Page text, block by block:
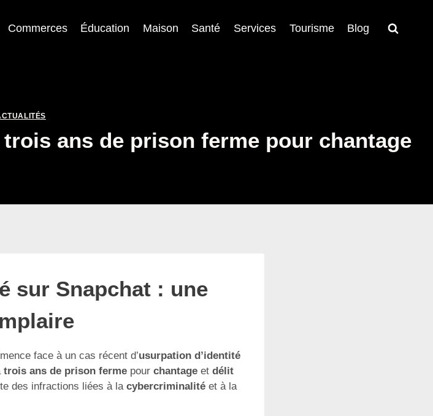
Commerces Éducation Maison Santé Services Tourisme Blog
ans de prison ferme pour chantage
sur Snapchat : une
face à un cas récent d’usurpation d’identité
trois ans de prison ferme pour chantage et délit
des infractions liées à la cybercriminalité et à la